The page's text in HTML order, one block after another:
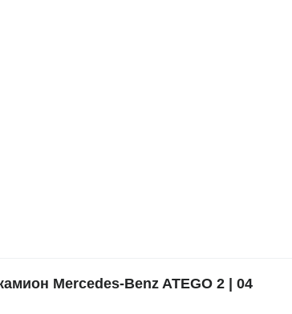
Mercedes-Benz ATEGO 2 | 04